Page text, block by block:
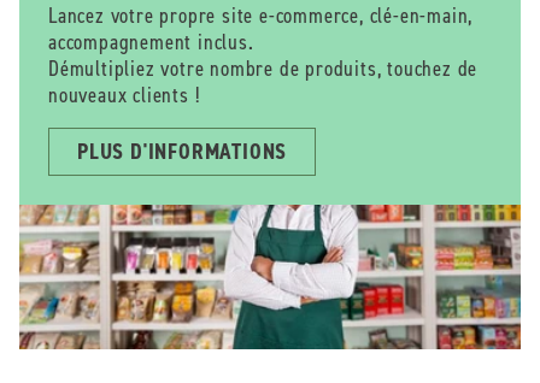
Lancez votre propre site e-commerce, clé-en-main,
accompagnement inclus.
Démultipliez votre nombre de produits, touchez de
nouveaux clients !
PLUS D'INFORMATIONS